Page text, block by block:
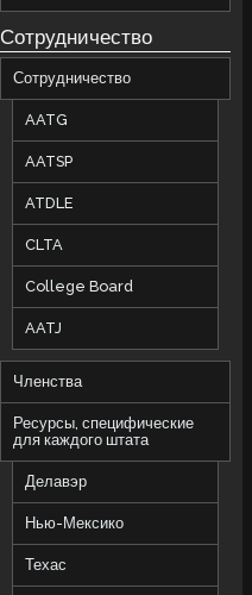
Сотрудничество
Сотрудничество
AATG
AATSP
ATDLE
CLTA
College Board
AATJ
Членства
Ресурсы, специфические
для каждого штата
Делавэр
Нью-Мексико
Техас